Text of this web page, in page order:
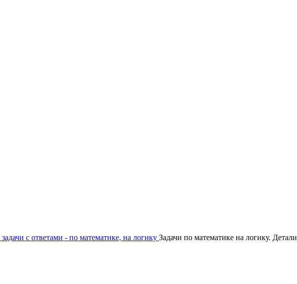
с ответами - по математике, на логику Задачи по математике на логику. Детали